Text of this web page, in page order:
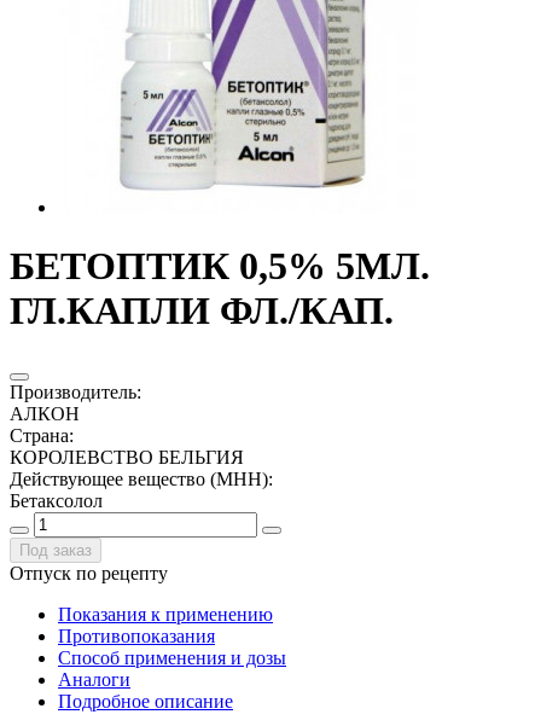
БЕТОПТИК 0,5% 5МЛ.
ГЛ.КАПЛИ ФЛ./КАП.
Производитель:
АЛКОН
Страна:
КОРОЛЕВСТВО БЕЛЬГИЯ
Действующее вещество (МНН):
Бетаксолол
Под заказ
Отпуск по рецепту
Показания к применению
Противопоказания
Способ применения и дозы
Аналоги
Подробное описание